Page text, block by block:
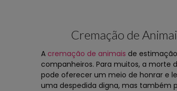
Cremação de
A cremação de animais de
companheiros. Para muitos, a
pode oferecer um meio de honrar e
uma despedida digna, mas também